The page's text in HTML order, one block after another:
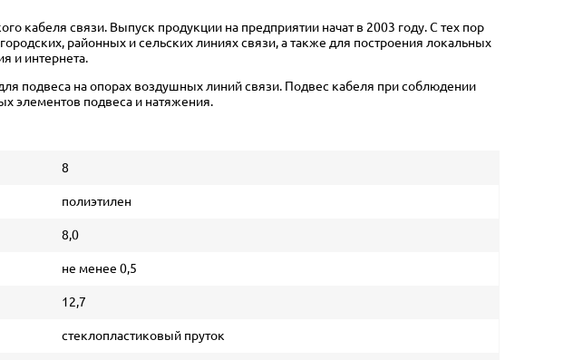
кабеля связи. Выпуск продукции на предприятии начат в 2003 году. С тех пор
районных и сельских линиях связи, а также для построения локальных
и интернета.
подвеса на опорах воздушных линий связи. Подвес кабеля при соблюдении
элементов подвеса и натяжения.
8
полиэтилен
8,0
не менее 0,5
12,7
стеклопластиковый пруток